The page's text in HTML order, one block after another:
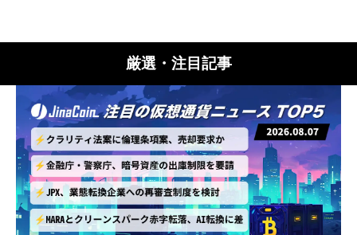
厳選・注目記事